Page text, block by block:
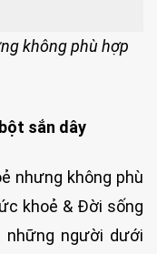
không phù hợp
sắn dây
nhưng không phù
khoẻ & Đời sống
những người dưới